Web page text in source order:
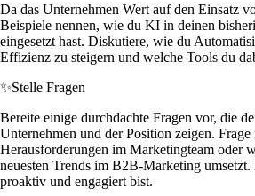
Da das Unternehmen Wert auf den Einsatz
Beispiele nennen, wie du KI in deinen
eingesetzt hast. Diskutiere, wie du
Effizienz zu steigern und welche Tools du
✨Stelle Fragen
Bereite einige durchdachte Fragen vor, die
Unternehmen und der Position zeigen. Frage
Herausforderungen im Marketingteam oder
neuesten Trends im B2B-Marketing umsetzt.
proaktiv und engagiert bist.